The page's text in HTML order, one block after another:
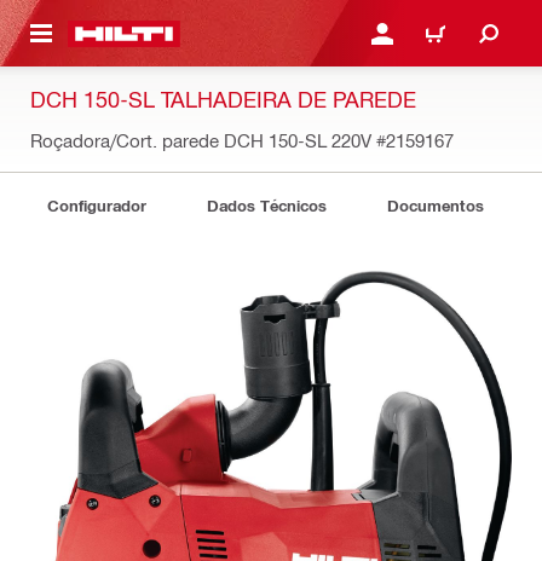
PRINCIPAL ENTRAR OU CADASTRAR
CARRINHO
DCH 150-SL TALHADEIRA DE PAREDE
Roçadora/Cort. parede DCH 150-SL 220V #2159167
Configurador Dados Técnicos Documentos